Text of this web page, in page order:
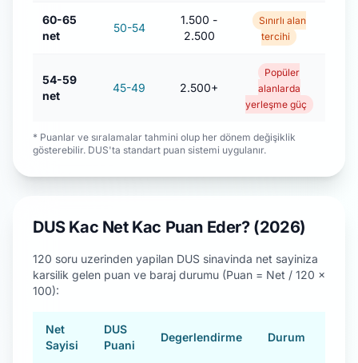
60-65
net
50-54
1.500 -
2.500
Sınırlı alan
tercihi
54-59
net
45-49 2.500+
Popüler
alanlarda
yerleşme güç
* Puanlar ve sıralamalar tahmini olup her dönem değişiklik
gösterebilir. DUS'ta standart puan sistemi uygulanır.
DUS Kac Net Kac Puan Eder? (2026)
120 soru uzerinden yapilan DUS sinavinda net sayiniza
karsilik gelen puan ve baraj durumu (Puan = Net / 120 x
100):
Net
Sayisi
DUS
Puani
Degerlendirme Durum